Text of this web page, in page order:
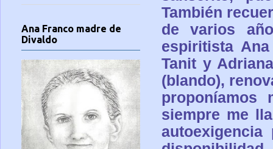
También
de varios
espiritista
Tanit y
(blando),
proponíamos
siempre me
autoexigencia
Ana Franco madre de
Divaldo